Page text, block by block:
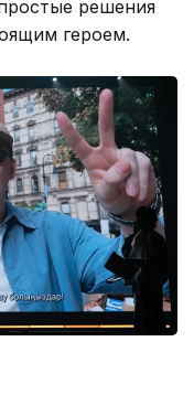
решения
героем.